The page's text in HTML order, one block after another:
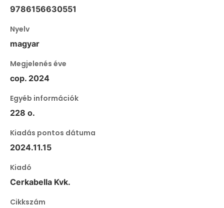
9786156630551
Nyelv
magyar
Megjelenés éve
cop. 2024
Egyéb információk
228 o.
Kiadás pontos dátuma
2024.11.15
Kiadó
Cerkabella Kvk.
Cikkszám